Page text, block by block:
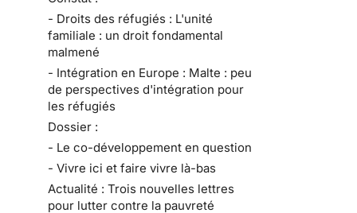
- Droits des réfugiés : L'unité
familiale : un droit fondamental
malmené
- Intégration en Europe : Malte : peu
de perspectives d'intégration pour
les réfugiés
Dossier :
- Le co-développement en question
- Vivre ici et faire vivre là-bas
Actualité : Trois nouvelles lettres
pour lutter contre la pauvreté